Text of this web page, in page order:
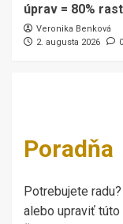
úprav = 80%
Veronika Benková
2. augusta 2026
0
Poradňa
Potrebujete
alebo upraviť